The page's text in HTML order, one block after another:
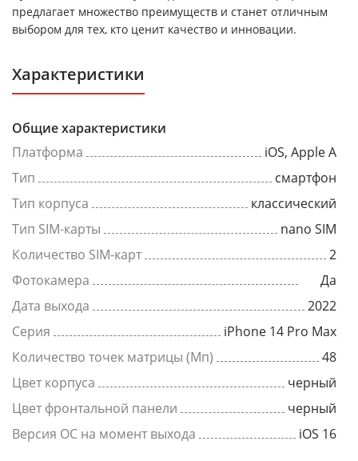
предлагает множество преимуществ и станет отличным
выбором для тех, кто ценит качество и инновации.
Характеристики
Общие характеристики
Платформа
iOS, Apple A
Тип
смартфон
Тип корпуса
классический
Тип SIM-карты
nano SIM
Количество SIM-карт
2
Фотокамера
Да
Дата выхода
2022
Серия
iPhone 14 Pro Max
Количество точек матрицы (Мп)
48
Цвет корпуса
черный
Цвет фронтальной панели
черный
Версия ОС на момент выхода
iOS 16